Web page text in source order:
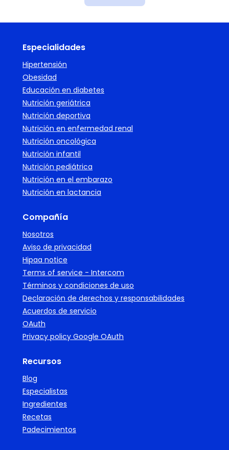
Especialidades
Hipertensión
Obesidad
Educación en diabetes
Nutrición geriátrica
Nutrición deportiva
Nutrición en enfermedad renal
Nutrición oncológica
Nutrición infantil
Nutrición pediátrica
Nutrición en el embarazo
Nutrición en lactancia
Compañía
Nosotros
Aviso de privacidad
Hipaa notice
Terms of service - Intercom
Términos y condiciones de uso
Declaración de derechos y responsabilidades
Acuerdos de servicio
OAuth
Privacy policy Google OAuth
Recursos
Blog
Especialistas
Ingredientes
Recetas
Padecimientos